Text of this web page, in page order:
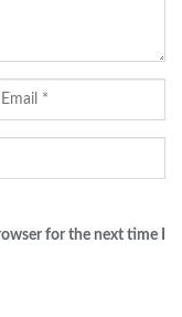
for the next time I